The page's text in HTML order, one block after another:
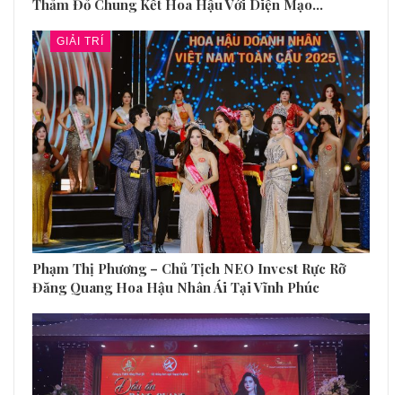
Thảm Đỏ Chung Kết Hoa Hậu Với Diện Mạo…
GIẢI TRÍ
Phạm Thị Phương – Chủ Tịch NEO Invest Rực Rỡ
Đăng Quang Hoa Hậu Nhân Ái Tại Vĩnh Phúc